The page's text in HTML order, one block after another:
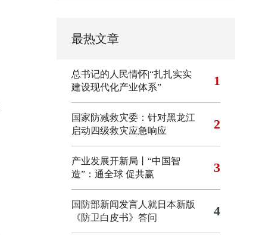
最热文章
总书记的人民情怀|“扎扎实实
建设现代化产业体系”
1
国家防减救灾委：针对黑龙江
启动四级救灾应急响应
2
产业发展开新局丨“中国智
造”：通全球 促共赢
3
国防部新闻发言人就日本新版
《防卫白皮书》答问
4